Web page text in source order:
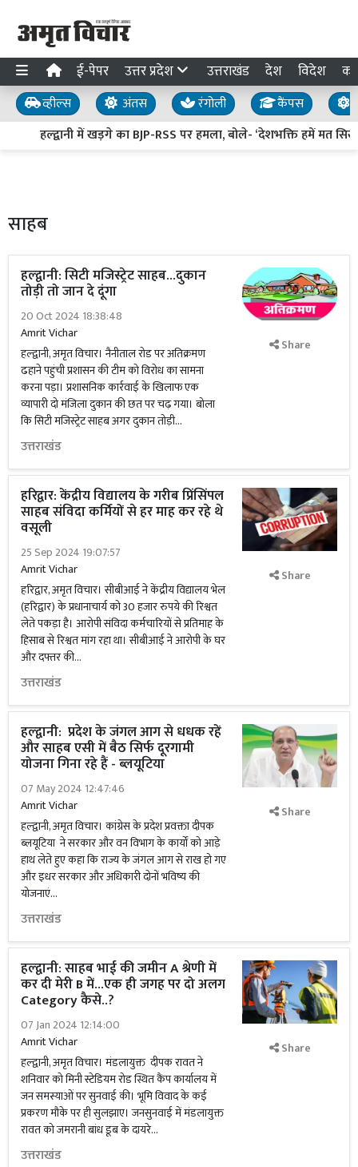
ई-पेपर उत्तर प्रदेश उत्तराखंड देश विदेश
व्हील्स अंतस रंगोली कैंपस
हल्द्वानी में खड़गे का BJP-RSS पर हमला, बोले- ‘देशभक्ति हमें मत
साहब
हल्द्वानी: सिटी मजिस्ट्रेट साहब...दुकान
तोड़ी तो जान दे दूंगा
20 Oct 2024 18:38:48
Amrit Vichar
हल्द्वानी, अमृत विचार। नैनीताल रोड पर अतिक्रमण
ढहाने पहुंची प्रशासन की टीम को विरोध का सामना
करना पड़ा। प्रशासनिक कार्रवाई के खिलाफ एक
व्यापारी दो मंजिला दुकान की छत पर चढ़ गया। बोला
कि सिटी मजिस्ट्रेट साहब अगर दुकान तोड़ी...
उत्तराखंड
Share
हरिद्वार: केंद्रीय विद्यालय के गरीब प्रिंसिंपल
साहब संविदा कर्मियों से हर माह कर रहे थे
वसूली
25 Sep 2024 19:07:57
Amrit Vichar
हरिद्वार, अमृत विचार। सीबीआई ने केंद्रीय विद्यालय भेल
(हरिद्वार) के प्रधानाचार्य को 30 हजार रुपये की रिश्वत
लेते पकड़ा है। आरोपी संविदा कर्मचारियों से प्रतिमाह के
हिसाब से रिश्वत मांग रहा था। सीबीआई ने आरोपी के घर
और दफ्तर की...
उत्तराखंड
Share
हल्द्वानी: प्रदेश के जंगल आग से धधक रहें
और साहब एसी में बैठ सिर्फ दूरगामी
योजना गिना रहे हैं - ब्लयूटिया
07 May 2024 12:47:46
Amrit Vichar
हल्द्वानी, अमृत विचार। कांग्रेस के प्रदेश प्रवक्ता दीपक
ब्लयूटिया ने सरकार और वन विभाग के कार्यों को आड़े
हाथ लेते हुए कहा कि राज्य के जंगल आग से राख हो गए
और इधर सरकार और अधिकारी दोनों भविष्य की
योजनाएं...
उत्तराखंड
Share
हल्द्वानी: साहब भाई की जमीन A श्रेणी में
कर दी मेरी B में...एक ही जगह पर दो अलग
Category कैसे..?
07 Jan 2024 12:14:00
Amrit Vichar
हल्द्वानी, अमृत विचार। मंडलायुक्त दीपक रावत ने
शनिवार को मिनी स्टेडियम रोड स्थित कैंप कार्यालय में
जन समस्याओं पर सुनवाई की। भूमि विवाद के कई
प्रकरण मौके पर ही सुलझाए। जनसुनवाई में मंडलायुक्त
रावत को जमरानी बांध डूब के दायरे...
उत्तराखंड
Share